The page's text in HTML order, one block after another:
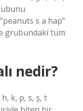
s a hap”
grubundaki tüm
nedir?
k, p, s, ş, t